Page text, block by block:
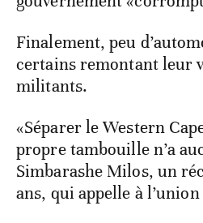
Finalement, peu
certains remontant leur
militants.
«Séparer le Western
propre tambouille n’a
Simbarashe Milos, un
ans, qui appelle à